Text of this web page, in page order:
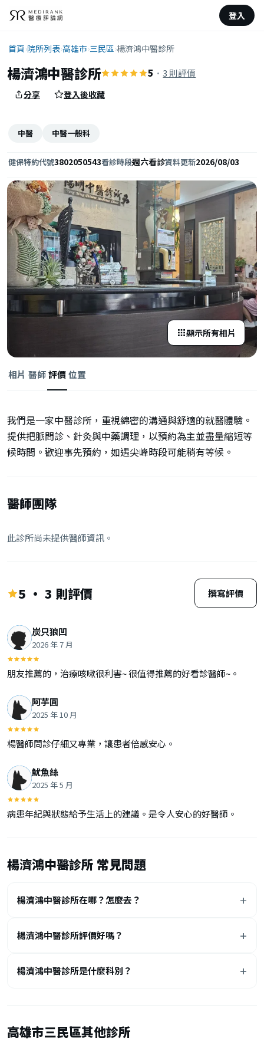
登入
首頁›院所列表›高雄市›三民區›楊濟鴻中醫診所
楊濟鴻中醫診所 5 ·3 則評價
分享 登入後收藏
中醫 中醫一般科
健保特約代號3802050543看診時段週六看診資料更新2026/08/03
顯示所有相片
相片 醫師評價位置
我們是一家中醫診所，重視綿密的溝通與舒適的就醫體驗。
提供把脈問診、針灸與中藥調理，以預約為主並盡量縮短等
候時間。歡迎事先預約，如遇尖峰時段可能稍有等候。
醫師團隊
此診所尚未提供醫師資訊。
5 · 3 則評價 撰寫評價
炭只狼凹
2026 年 7 月
朋友推薦的，治療咳嗽很利害~ 很值得推薦的好看診醫師~。
阿芋圓
2025 年 10 月
楊醫師問診仔細又專業，讓患者倍感安心。
魷魚絲
2025 年 5 月
病患年紀與狀態給予生活上的建議。是令人安心的好醫師。
楊濟鴻中醫診所 常見問題
楊濟鴻中醫診所在哪？怎麼去？
楊濟鴻中醫診所評價好嗎？
楊濟鴻中醫診所是什麼科別？
高雄市三民區其他診所